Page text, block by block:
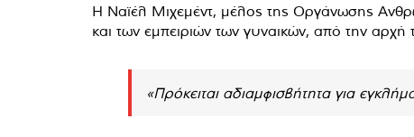
Η Ναϊέλ Μιχεμέντ, μέλος της Οργάνωσης
και των εμπειριών των γυναικών, από την αρχή
«Πρόκειται αδιαμφισβήτητα για